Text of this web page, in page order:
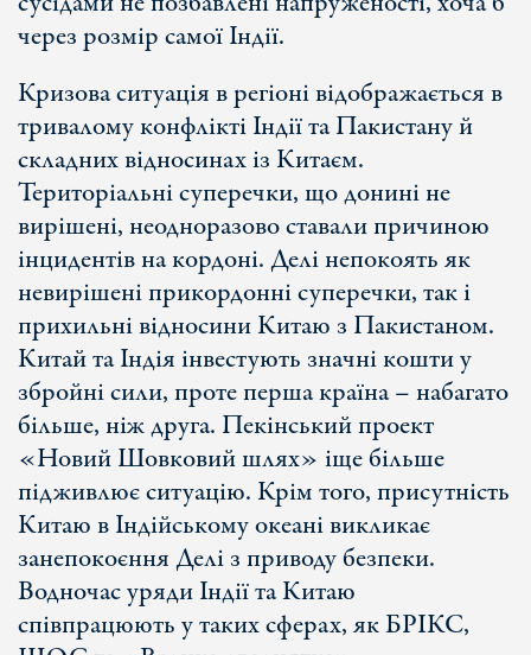
через розмір самої Індії.
Кризова ситуація в регіоні відображається в
тривалому конфлікті Індії та Пакистану й
складних відносинах із Китаєм.
Територіальні суперечки, що донині не
вирішені, неодноразово ставали причиною
інцидентів на кордоні. Делі непокоять як
невирішені прикордонні суперечки, так і
прихильні відносини Китаю з Пакистаном.
Китай та Індія інвестують значні кошти у
збройні сили, проте перша країна – набагато
більше, ніж друга. Пекінський проект
«Новий Шовковий шлях» іще більше
підживлює ситуацію. Крім того, присутність
Китаю в Індійському океані викликає
занепокоєння Делі з приводу безпеки.
Водночас уряди Індії та Китаю
співпрацюють у таких сферах, як БРІКС,